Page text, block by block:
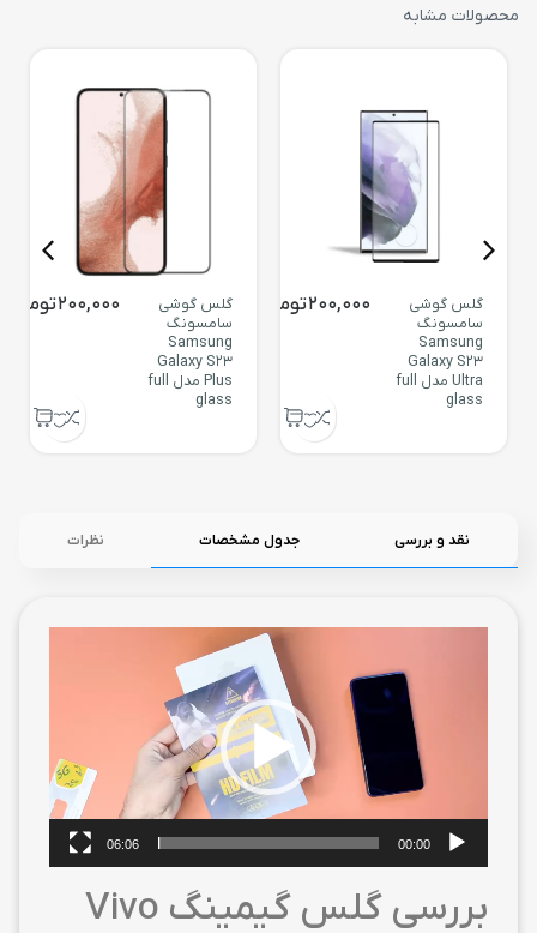
محصولات مشابه
گلس گوشی
سامسونگ
Samsung
Galaxy S23
Ultra مدل full
glass
200,000تومان
گلس گوشی
سامسونگ
Samsung
Galaxy S23
Plus مدل full
glass
200,000تومان
نقد و بررسی جدول مشخصات نظرات
00:00
06:06
بررسی گلس گیمینگ Vivo